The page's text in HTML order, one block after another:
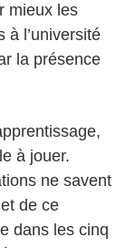
mieux les
à l’université
la présence
à jouer.
ne savent
de ce
dans les cinq